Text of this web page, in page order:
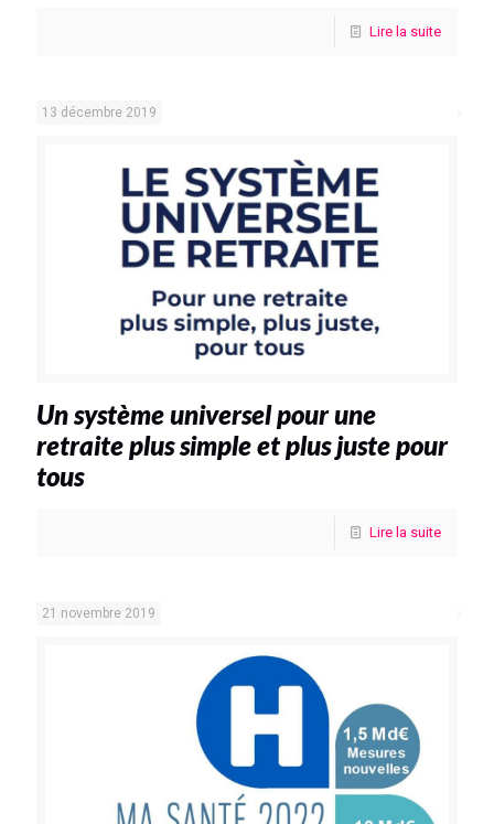
Lire la suite
13 décembre 2019
Un système universel pour une
retraite plus simple et plus juste pour
tous
Lire la suite
21 novembre 2019